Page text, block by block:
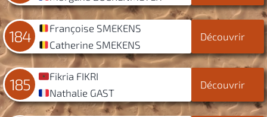
184
Françoise SMEKENS
Catherine SMEKENS
Découvrir
185
Fikria FIKRI
Nathalie GAST
Découvrir